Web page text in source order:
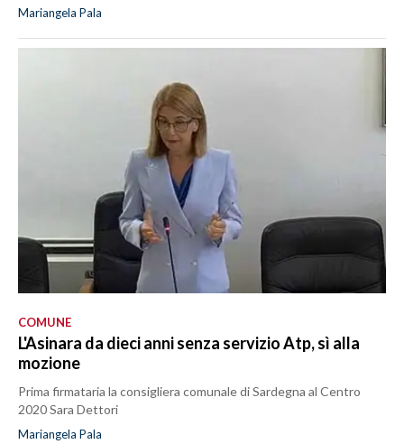
Mariangela Pala
COMUNE
L'Asinara da dieci anni senza servizio Atp, sì alla
mozione
Prima firmataria la consigliera comunale di Sardegna al Centro
2020 Sara Dettori
Mariangela Pala